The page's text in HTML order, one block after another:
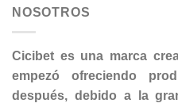
NOSOTROS
Cicibet es una marca
empezó ofreciendo
después, debido a la